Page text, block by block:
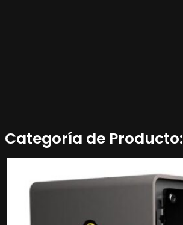
Categoría de Producto: